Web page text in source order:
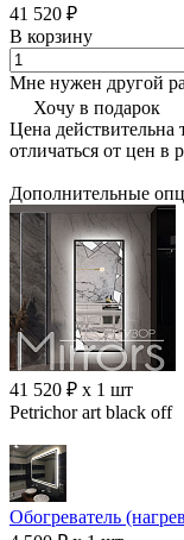
41 520 ₽
В корзину
Мне нужен другой
Хочу в подарок
Цена действительна
отличаться от цен в
Дополнительные
41 520 ₽ x 1 шт
Petrichor art black off
Обогреватель